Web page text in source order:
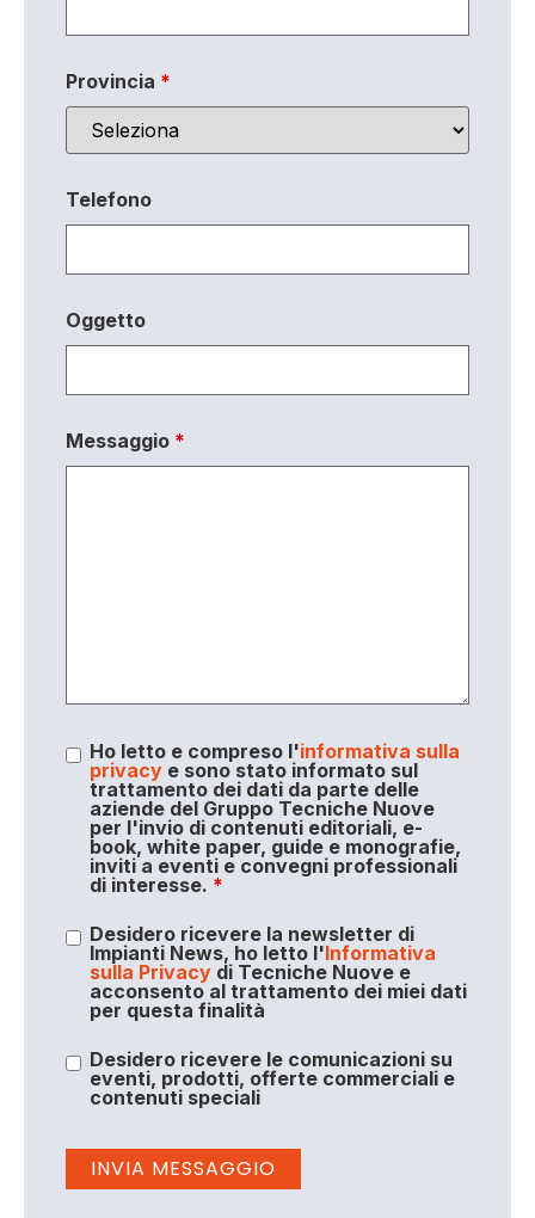
Provincia *
Telefono
Oggetto
Messaggio *
Ho letto e compreso l'informativa sulla
privacye sono stato informato sul
trattamento dei dati da parte delle
aziende del Gruppo Tecniche Nuove
per l'invio di contenuti editoriali, e-
book, white paper, guide e monografie,
inviti a eventi e convegni professionali
di interesse. *
Desidero ricevere la newsletter di
Impianti News, ho letto l'Informativa
sulla Privacydi Tecniche Nuove e
acconsento al trattamento dei miei dati
per questa finalità
Desidero ricevere le comunicazioni su
eventi, prodotti, offerte commerciali e
contenuti speciali